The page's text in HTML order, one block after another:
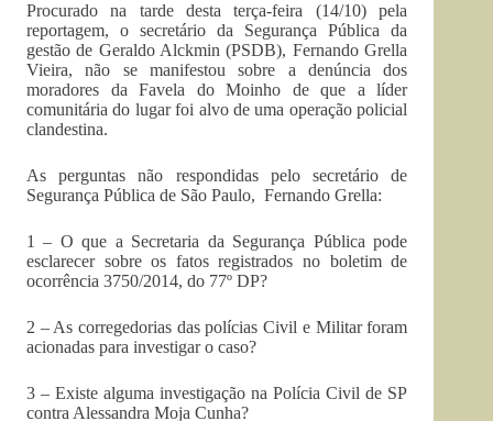
Procurado na tarde desta terça-feira (14/10) pela
reportagem, o secretário da Segurança Pública da
gestão de Geraldo Alckmin (PSDB), Fernando Grella
Vieira, não se manifestou sobre a denúncia dos
moradores da Favela do Moinho de que a líder
comunitária do lugar foi alvo de uma operação policial
clandestina.
As perguntas não respondidas pelo secretário de
Segurança Pública de São Paulo, Fernando Grella:
1 – O que a Secretaria da Segurança Pública pode
esclarecer sobre os fatos registrados no boletim de
ocorrência 3750/2014, do 77º DP?
2 – As corregedorias das polícias Civil e Militar foram
acionadas para investigar o caso?
3 – Existe alguma investigação na Polícia Civil de SP
contra Alessandra Moja Cunha?